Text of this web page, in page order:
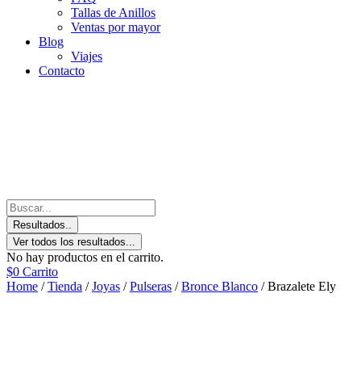
Tallas de Anillos
Ventas por mayor
Blog
Viajes
Contacto
Resultados..
Ver todos los resultados...
No hay productos en el carrito.
$0 Carrito
Home /Tienda /Joyas /Pulseras /Bronce Blanco / Brazalete Ely